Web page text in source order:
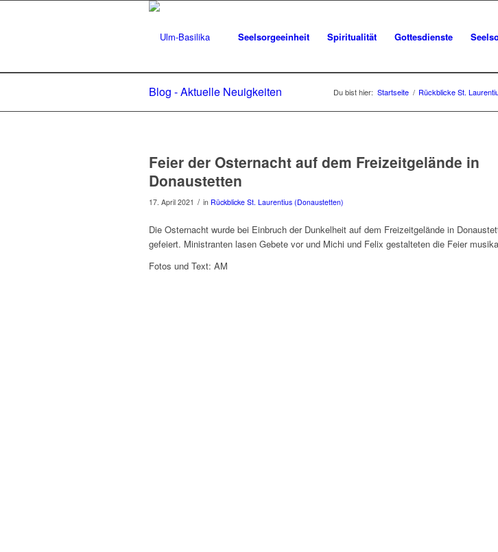
Seelsorgeeinheit Spiritualität Gottesdienste
Blog - Aktuelle Neuigkeiten Du bist hier: Startseite / Rückblicke St.
Feier der Osternacht auf dem Freizeitgelände in
Donaustetten
17. April 2021 / in Rückblicke St. Laurentius (Donaustetten)
Die Osternacht wurde bei Einbruch der Dunkelheit auf dem Freizeitgelände in
gefeiert. Ministranten lasen Gebete vor und Michi und Felix gestalteten die Feier
Fotos und Text: AM